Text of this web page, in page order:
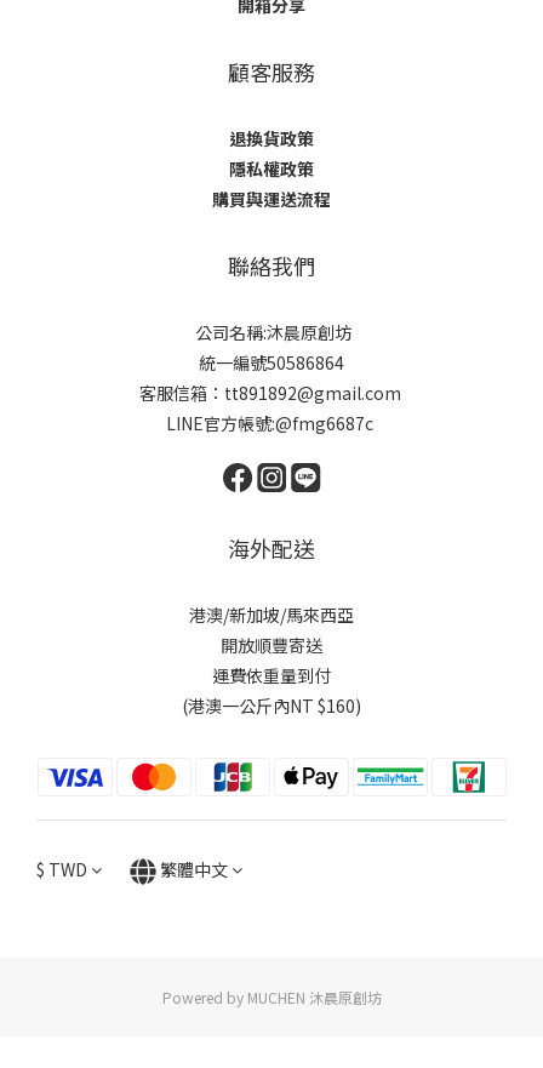
開箱分享
顧客服務
退換貨政策
隱私權政策
購買與運送流程
聯絡我們
公司名稱:沐晨原創坊
統一編號50586864
客服信箱：tt891892@gmail.com
LINE官方帳號:@fmg6687c
海外配送
港澳/新加坡/馬來西亞
開放順豐寄送
運費依重量到付
(港澳一公斤內NT $160)
$ TWD 繁體中文
Powered by MUCHEN 沐晨原創坊